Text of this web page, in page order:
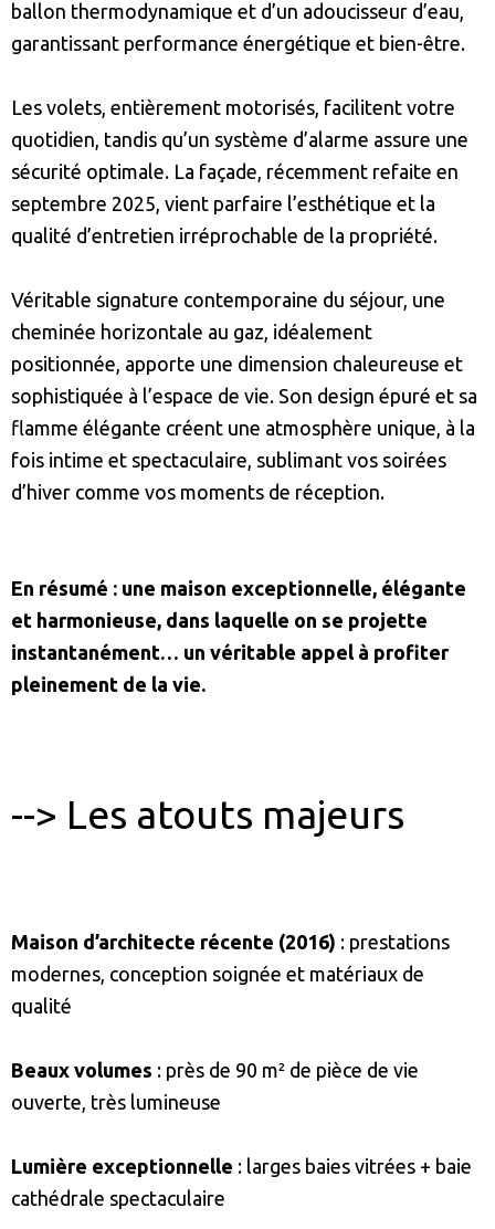
ballon thermodynamique et d’un adoucisseur d’eau,
garantissant performance énergétique et bien-être.
Les volets, entièrement motorisés, facilitent votre
quotidien, tandis qu’un système d’alarme assure une
sécurité optimale. La façade, récemment refaite en
septembre 2025, vient parfaire l’esthétique et la
qualité d’entretien irréprochable de la propriété.
Véritable signature contemporaine du séjour, une
cheminée horizontale au gaz, idéalement
positionnée, apporte une dimension chaleureuse et
sophistiquée à l’espace de vie. Son design épuré et sa
flamme élégante créent une atmosphère unique, à la
fois intime et spectaculaire, sublimant vos soirées
d’hiver comme vos moments de réception.
En résumé : une maison exceptionnelle, élégante
et harmonieuse, dans laquelle on se projette
instantanément… un véritable appel à profiter
pleinement de la vie.
--> Les atouts majeurs
Maison d’architecte récente (2016) : prestations
modernes, conception soignée et matériaux de
qualité
Beaux volumes : près de 90 m² de pièce de vie
ouverte, très lumineuse
Lumière exceptionnelle : larges baies vitrées + baie
cathédrale spectaculaire